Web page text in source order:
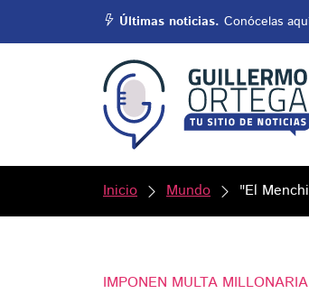
Últimas noticias. Conócelas
Inicio Mundo "El
IMPONEN MULTA MILLONARIA